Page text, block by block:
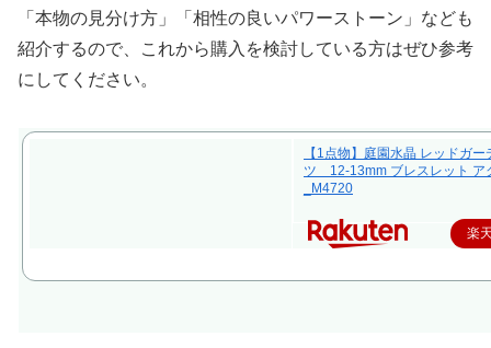
「本物の見分け方」「相性の良いパワーストーン」なども
紹介するので、これから購入を検討している方はぜひ参考
にしてください。
【1点物】庭園水晶 レッドガ
ツ 12-13mm ブレスレット ア
_M4720
楽